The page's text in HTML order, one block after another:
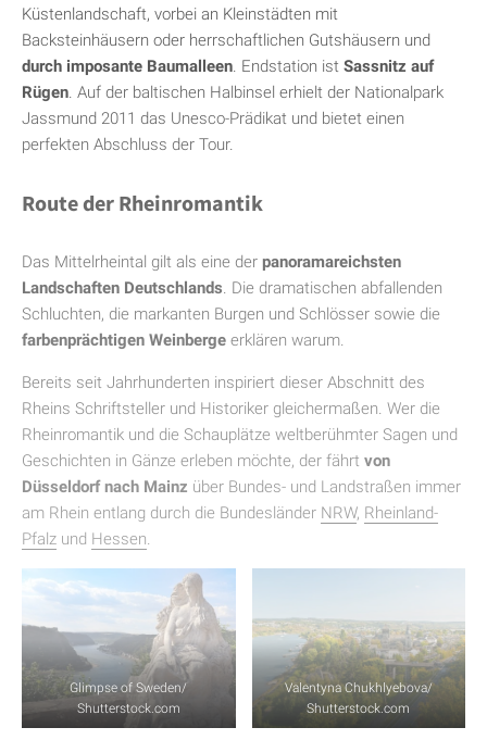
Küstenlandschaft, vorbei an Kleinstädten mit
Backsteinhäusern oder herrschaftlichen Gutshäusern und
durch imposante Baumalleen. Endstation ist Sassnitz auf
Rügen. Auf der baltischen Halbinsel erhielt der Nationalpark
Jassmund 2011 das Unesco-Prädikat und bietet einen
perfekten Abschluss der Tour.
Route der Rheinromantik
Das Mittelrheintal gilt als eine der panoramareichsten
Landschaften Deutschlands. Die dramatischen abfallenden
Schluchten, die markanten Burgen und Schlösser sowie die
farbenprächtigen Weinberge erklären warum.
Bereits seit Jahrhunderten inspiriert dieser Abschnitt des
Rheins Schriftsteller und Historiker gleichermaßen. Wer die
Rheinromantik und die Schauplätze weltberühmter Sagen und
Geschichten in Gänze erleben möchte, der fährt von
Düsseldorf nach Mainz über Bundes- und Landstraßen immer
am Rhein entlang durch die Bundesländer NRW, Rheinland-
Pfalz und Hessen.
Glimpse of Sweden/
Shutterstock.com
Valentyna Chukhlyebova/
Shutterstock.com